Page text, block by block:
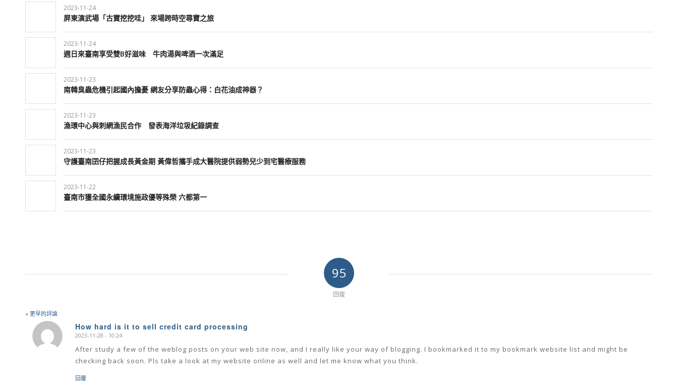
2023-11-24
屏東演武場「古寶挖挖哇」 來場跨時空尋寶之旅
2023-11-24
週日來臺南享受雙B好滋味 牛肉湯與啤酒一次滿足
2023-11-23
南韓臭蟲危機引起國內擔憂 網友分享防蟲心得：白花油成神器？
2023-11-23
漁環中心與刺網漁民合作 發表海洋垃圾紀錄調查
2023-11-23
守護臺南囝仔把握成長黃金期 黃偉哲攜手成大醫院提供弱勢兒少到宅醫療服務
2023-11-22
臺南市獲全國永續環境施政優等殊榮 六都第一
95
回復
« 更早的評論
How hard is it to sell credit card processing
says:
2023-11-28 - 10:24
After study a few of the weblog posts on your web site now, and I really like your way of blogging. I bookmarked it to my bookmark website list and might be
checking back soon. Pls take a look at my website online as well and let me know what you think.
回覆